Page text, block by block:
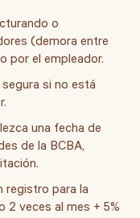
o
(demora entre
por el empleador.
si no está
una fecha de
de la BCBA,
registro para la
2 veces al mes + 5%